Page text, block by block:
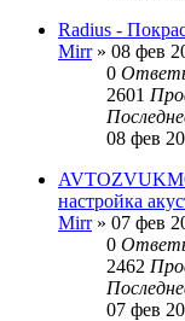
Radius -
Mirr» 08 фев
0
2601
08 фев
настройка
Mirr» 07 фев
0
2462
07 фев